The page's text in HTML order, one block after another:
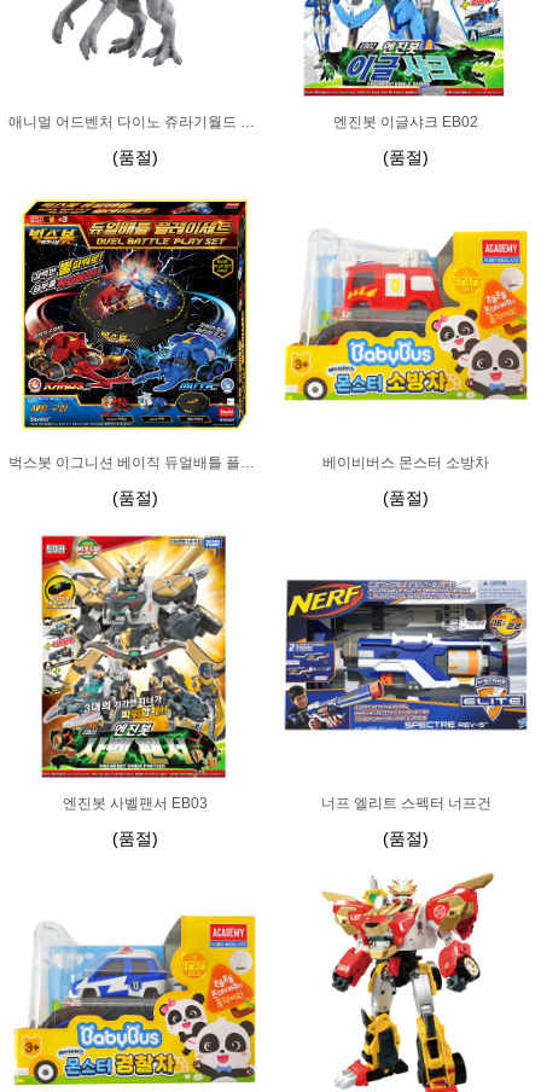
애니멀 어드벤처 다이노 쥬라기월드 인도미누스렉스
(품절)
엔진봇 이글샤크 EB02
(품절)
벅스봇 이그니션 베이직 듀얼배틀 플레이세트
(품절)
베이비버스 몬스터 소방차
(품절)
엔진봇 사벨팬서 EB03
(품절)
너프 엘리트 스펙터 너프건
(품절)